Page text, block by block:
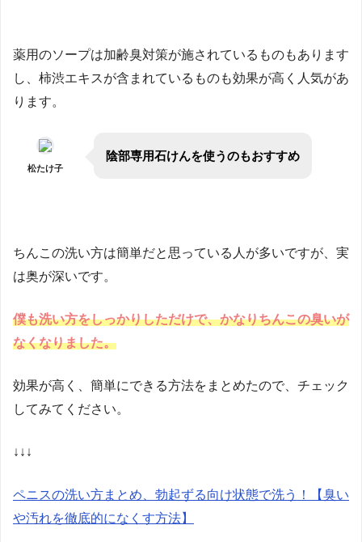
薬用のソープは加齢臭対策が施されているものもあります
し、柿渋エキスが含まれているものも効果が高く人気があ
ります。
松たけ子
陰部専用石けんを使うのもおすすめ
ちんこの洗い方は簡単だと思っている人が多いですが、実
は奥が深いです。
僕も洗い方をしっかりしただけで、かなりちんこの臭いが
なくなりました。
効果が高く、簡単にできる方法をまとめたので、チェック
してみてください。
↓↓↓
ペニスの洗い方まとめ、勃起ずる向け状態で洗う！【臭い
や汚れを徹底的になくす方法】